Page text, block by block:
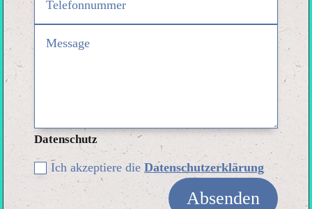
Datenschutz
Ich akzeptiere dieDatenschutzerklärung
Absenden